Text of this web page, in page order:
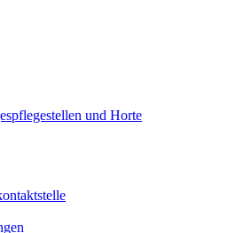
und Horte